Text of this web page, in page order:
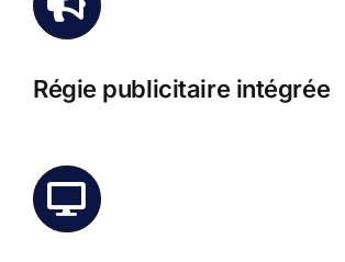
Régie publicitaire intégrée